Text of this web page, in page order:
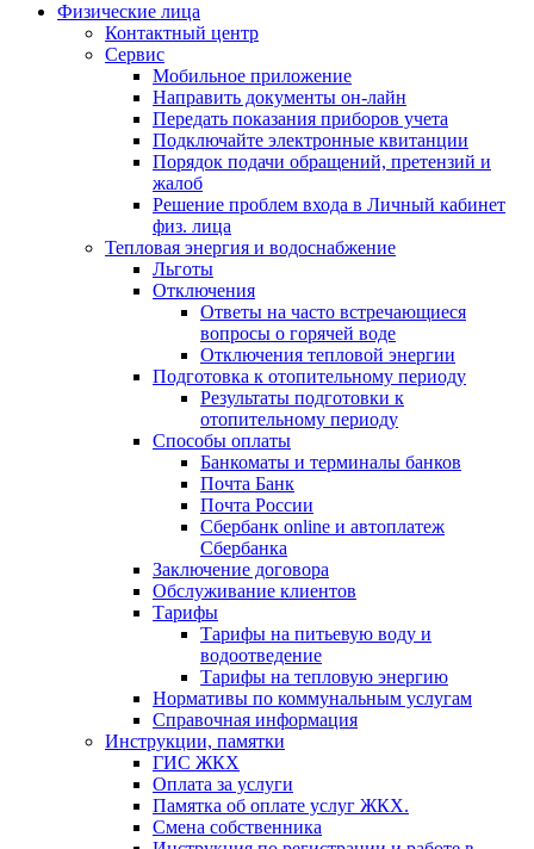
Физические лица
Контактный центр
Сервис
Мобильное приложение
Направить документы он-лайн
Передать показания приборов учета
Подключайте электронные квитанции
Порядок подачи обращений, претензий и
жалоб
Решение проблем входа в Личный кабинет
физ. лица
Тепловая энергия и водоснабжение
Льготы
Отключения
Ответы на часто встречающиеся
вопросы о горячей воде
Отключения тепловой энергии
Подготовка к отопительному периоду
Результаты подготовки к
отопительному периоду
Способы оплаты
Банкоматы и терминалы банков
Почта Банк
Почта России
Сбербанк online и автоплатеж
Сбербанка
Заключение договора
Обслуживание клиентов
Тарифы
Тарифы на питьевую воду и
водоотведение
Тарифы на тепловую энергию
Нормативы по коммунальным услугам
Справочная информация
Инструкции, памятки
ГИС ЖКХ
Оплата за услуги
Памятка об оплате услуг ЖКХ.
Смена собственника